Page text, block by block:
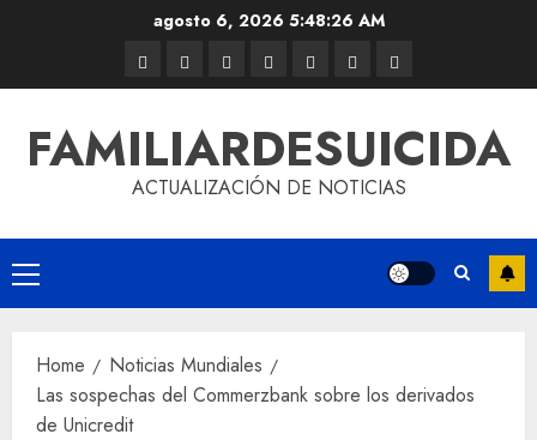
agosto 6, 2026 5:48:26 AM
FAMILIARDESUICIDA
ACTUALIZACIÓN DE NOTICIAS
Home
Noticias Mundiales
Las sospechas del Commerzbank sobre los derivados
de Unicredit